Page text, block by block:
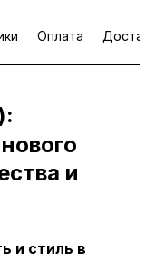
Оплата
и
и стиль в